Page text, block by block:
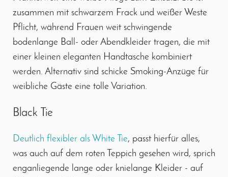
zusammen mit schwarzem Frack und weißer Weste
Pflicht, während Frauen weit schwingende
bodenlange Ball- oder Abendkleider tragen, die mit
einer kleinen eleganten Handtasche kombiniert
werden. Alternativ sind schicke Smoking-Anzüge für
weibliche Gäste eine tolle Variation.
Black Tie
Deutlich flexibler als White Tie, passt hierfür alles,
was auch auf dem roten Teppich gesehen wird, sprich
enganliegende lange oder knielange Kleider - auf